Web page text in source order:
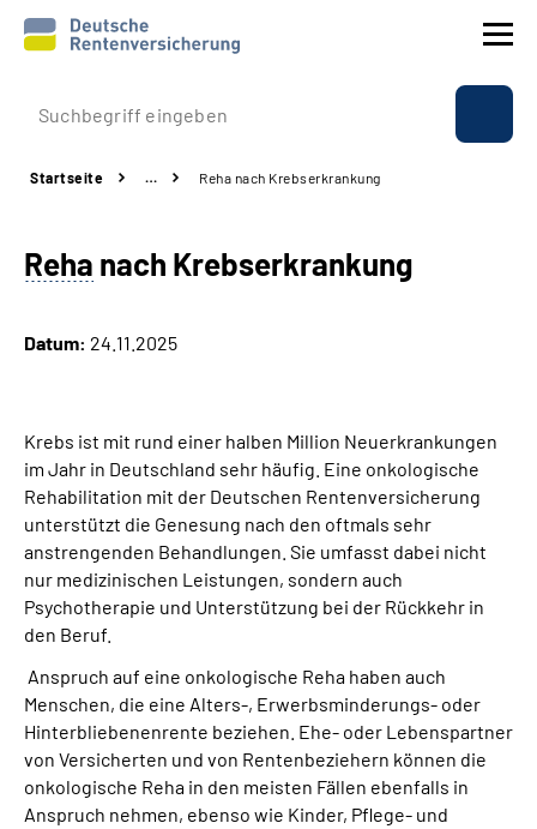
Prävention
Rente
Beratung & Kontakt
Über uns & Presse
Online-Services
Suche
Inhalte in Gebärdensprache (DGS)
Leichte Sprache
Startseite … Reha nach Krebserkrankung
Reha nach Krebserkrankung
Datum: 24.11.2025
Krebs ist mit rund einer halben Million Neuerkrankungen
im Jahr in Deutschland sehr häufig. Eine onkologische
Rehabilitation mit der Deutschen Rentenversicherung
unterstützt die Genesung nach den oftmals sehr
anstrengenden Behandlungen. Sie umfasst dabei nicht
nur medizinischen Leistungen, sondern auch
Psychotherapie und Unterstützung bei der Rückkehr in
den Beruf.
Anspruch auf eine onkologische Reha haben auch
Menschen, die eine Alters-, Erwerbsminderungs- oder
Hinterbliebenenrente beziehen. Ehe- oder Lebenspartner
von Versicherten und von Rentenbeziehern können die
onkologische Reha in den meisten Fällen ebenfalls in
Anspruch nehmen, ebenso wie Kinder, Pflege- und